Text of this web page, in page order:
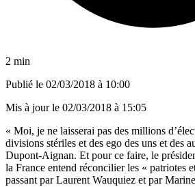
2 min
Publié le 02/03/2018 à 10:00
Mis à jour le 02/03/2018 à 15:05
« Moi, je ne laisserai pas des millions
divisions stériles et des ego des uns et des
Dupont-Aignan. Et pour ce faire, le
la France entend réconcilier les « patriotes
passant par Laurent Wauquiez et par